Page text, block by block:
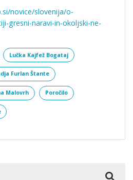
novice/slovenija/o-
gresni-naravi-in-okoljski-ne-
Lučka Kajfež Bogataj
Furlan Štante
Malovrh Poročilo